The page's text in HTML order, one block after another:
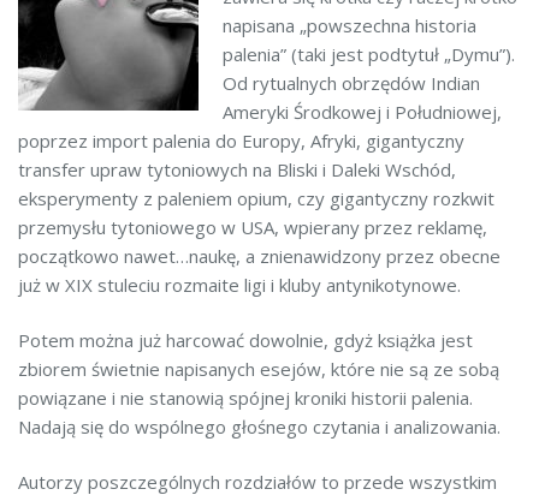
napisana „powszechna historia
palenia” (taki jest podtytuł „Dymu”).
Od rytualnych obrzędów Indian
Ameryki Środkowej i Południowej,
poprzez import palenia do Europy, Afryki, gigantyczny
transfer upraw tytoniowych na Bliski i Daleki Wschód,
eksperymenty z paleniem opium, czy gigantyczny rozkwit
przemysłu tytoniowego w USA, wpierany przez reklamę,
początkowo nawet…naukę, a znienawidzony przez obecne
już w XIX stuleciu rozmaite ligi i kluby antynikotynowe.
Potem można już harcować dowolnie, gdyż książka jest
zbiorem świetnie napisanych esejów, które nie są ze sobą
powiązane i nie stanowią spójnej kroniki historii palenia.
Nadają się do wspólnego głośnego czytania i analizowania.
Autorzy poszczególnych rozdziałów to przede wszystkim